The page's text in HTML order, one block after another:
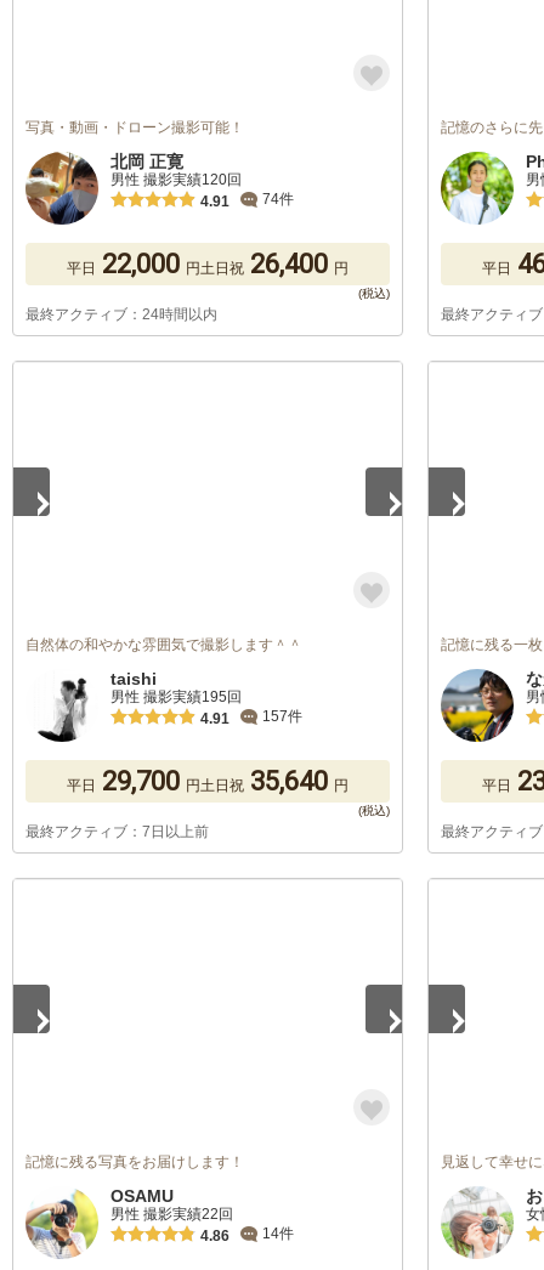
写真・動画・ドローン撮影可能！
北岡 正寛
男性 撮影実績120回
4.91
74件
平日 22,000 円土日祝 26,400 円
最終アクティブ：24時間以内
記憶のさらに
平日
最終アクティ
自然体の和やかな雰囲気で撮影します＾＾
taishi
男性 撮影実績195回
4.91
157件
平日 29,700 円土日祝 35,640 円
最終アクティブ：7日以上前
記憶に残る一
平日
最終アクティ
記憶に残る写真をお届けします！
OSAMU
男性 撮影実績22回
4.86
14件
見返して幸せ
女